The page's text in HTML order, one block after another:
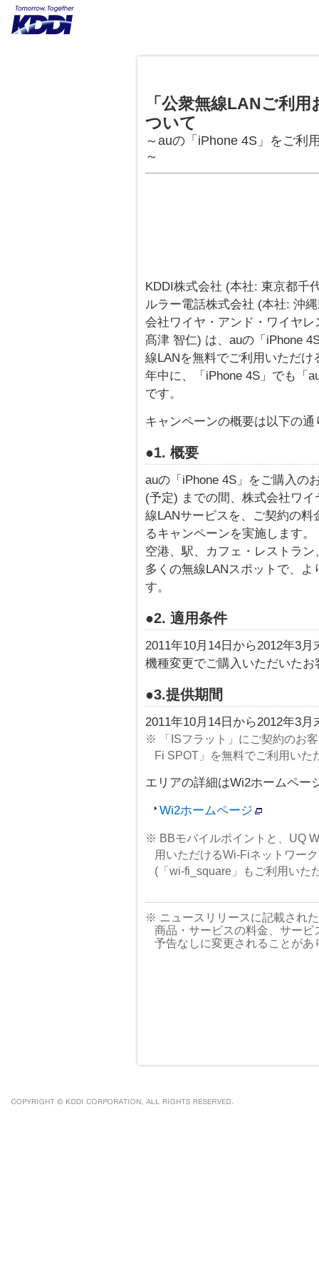
「公衆無線LANご利
ついて
～auの「iPhone 4S」をご利
～
KDDI株式会社 (本社: 東京都千
ルラー電話株式会社 (本社: 沖
会社ワイヤ・アンド・ワイヤ
髙津 智仁) は、auの「iPhone
線LANを無料でご利用いただ
年中に、「iPhone 4S」でも「
です。
キャンペーンの概要は以下の通
●1. 概要
auの「iPhone 4S」をご購入の
(予定) までの間、株式会社ワ
線LANサービスを、ご契約の
るキャンペーンを実施します。
空港、駅、カフェ・レストラ
多くの無線LANスポットで、
す。
●2. 適用条件
2011年10月14日から2012年3
機種変更でご購入いただいたお
●3.提供期間
2011年10月14日から2012年3月
※ 「ISフラット」にご契約のお
Fi SPOT」を無料でご利用いた
エリアの詳細はWi2ホームペー
Wi2ホームページ
※ BBモバイルポイントと、UQ
用いただけるWi-Fiネットワー
(「wi-fi_square」もご利用いた
※ ニュースリリースに記載され
商品・サービスの料金、サー
予告なしに変更されることが